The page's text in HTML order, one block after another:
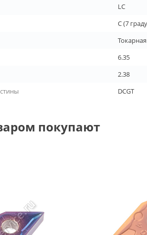
LC
C (7
Токарная
6.35
2.38
DCGT
покупают